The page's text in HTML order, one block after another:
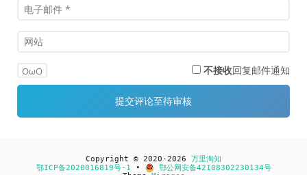
OωO 不接收回复邮件通知
Copyright © 2020-2026 万里淘知
鄂ICP备2020016819号-1 •
鄂公网安备42108302230134号